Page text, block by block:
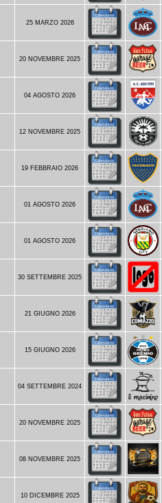
25 MARZO 2026
20 NOVEMBRE 2025
04 AGOSTO 2026
12 NOVEMBRE 2025
19 FEBBRAIO 2026
01 AGOSTO 2026
01 AGOSTO 2026
30 SETTEMBRE 2025
21 GIUGNO 2026
15 GIUGNO 2026
04 SETTEMBRE 2024
20 NOVEMBRE 2025
08 NOVEMBRE 2025
10 DICEMBRE 2025